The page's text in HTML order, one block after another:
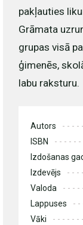
pakļauties
Grāmata
grupas visā
ģimenēs,
labu raksturu.
Autors
ISBN
Izdošanas
Izdevējs
Valoda
Lappuses
Vāki